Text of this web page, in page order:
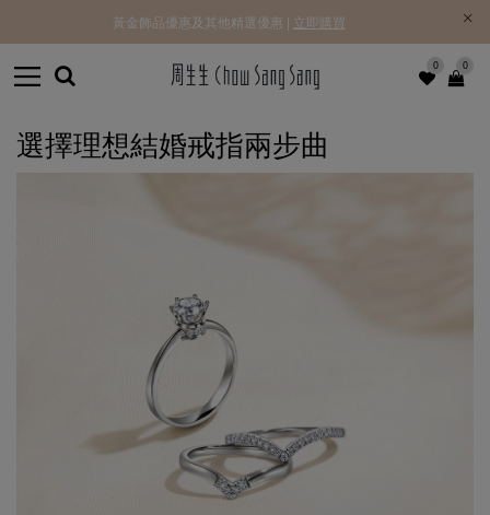
0 0
黃金飾品優惠及其他精選優惠 | 立即購買
選擇理想結婚戒指兩步曲